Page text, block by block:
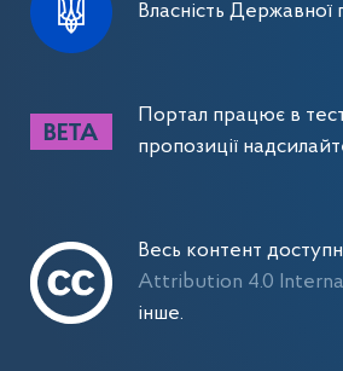
Власність Державної
Портал працює в
пропозиції
Весь контент
Attribution 4.0
інше.